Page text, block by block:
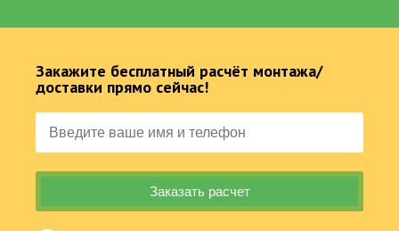
Официальный представитель крупнейших и проверенных
производителей
25
Закажите бесплатный расчёт монтажа/
доставки прямо сейчас!